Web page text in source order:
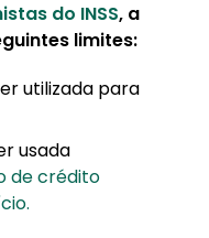
do INSS, a
limites:
utilizada para
usada
de crédito